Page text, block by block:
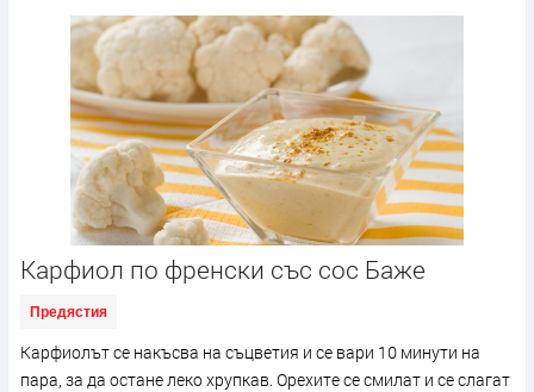
Карфиол по френски със сос Баже
Предястия
Карфиолът се накъсва на съцветия и се вари 10 минути на
пара, за да остане леко хрупкав. Орехите се смилат и се слагат